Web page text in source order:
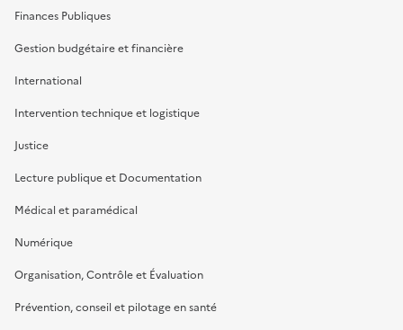
Finances Publiques
Gestion budgétaire et financière
International
Intervention technique et logistique
Justice
Lecture publique et Documentation
Médical et paramédical
Numérique
Organisation, Contrôle et Évaluation
Prévention, conseil et pilotage en santé